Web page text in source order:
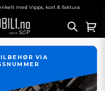
med Vipps, kort & faktura
VIA